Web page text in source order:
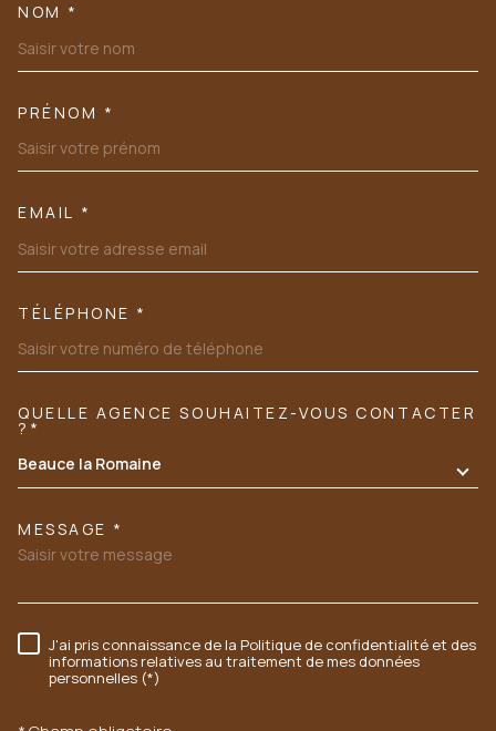
NOM *
PRÉNOM *
EMAIL *
TÉLÉPHONE *
TRAD_MELTEM_VOREDEMANDE
QUELLE AGENCE SOUHAITEZ-VOUS CONTACTER
?*
Beauce la Romaine
MESSAGE *
RÈGLEMENTATION
J'ai pris connaissance de la Politique de confidentialité et des
informations relatives au traitement de mes données
personnelles (*)